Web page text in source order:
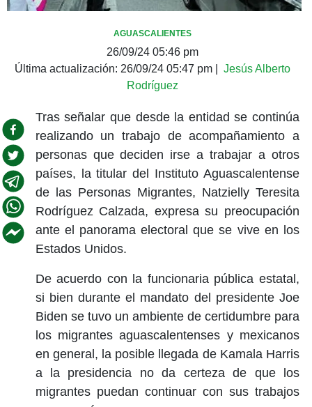
AGUASCALIENTES
26/09/24 05:46 pm
Última actualización: 26/09/24 05:47 pm
Jesús Alberto
Rodríguez
Tras señalar que desde la entidad se continúa
realizando un trabajo de acompañamiento a
personas que deciden irse a trabajar a otros
países, la titular del Instituto Aguascalentense
de las Personas Migrantes, Natzielly Teresita
Rodríguez Calzada, expresa su preocupación
ante el panorama electoral que se vive en los
Estados Unidos.
De acuerdo con la funcionaria pública estatal,
si bien durante el mandato del presidente Joe
Biden se tuvo un ambiente de certidumbre para
los migrantes aguascalentenses y mexicanos
en general, la posible llegada de Kamala Harris
a la presidencia no da certeza de que los
migrantes puedan continuar con sus trabajos